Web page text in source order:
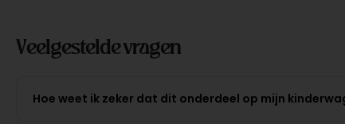
Veelgestelde vragen
Hoe weet ik zeker dat dit onderdeel op mijn